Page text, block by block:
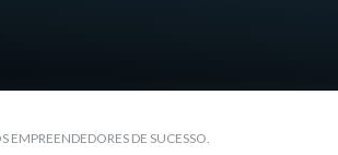
EMPREENDEDORES DE SUCESSO.